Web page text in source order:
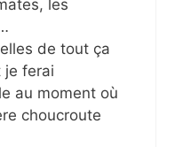
les
de tout ça
je ferai
au moment où
choucroute